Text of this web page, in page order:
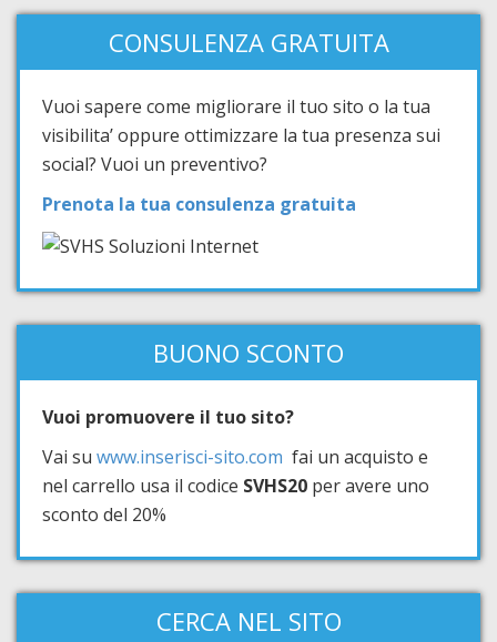
CONSULENZA GRATUITA
Vuoi sapere come migliorare il tuo sito o la tua
visibilita’ oppure ottimizzare la tua presenza sui
social? Vuoi un preventivo?
Prenota la tua consulenza gratuita
BUONO SCONTO
Vuoi promuovere il tuo sito?
Vai su www.inserisci-sito.com fai un acquisto e
nel carrello usa il codice SVHS20 per avere uno
sconto del 20%
CERCA NEL SITO